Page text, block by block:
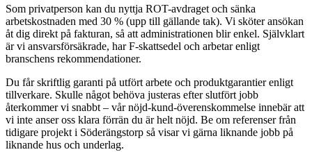
Som privatperson kan du nyttja ROT-avdraget och sänka
arbetskostnaden med 30 % (upp till gällande tak). Vi sköter ansökan
åt dig direkt på fakturan, så att administrationen blir enkel. Självklart
är vi ansvarsförsäkrade, har F-skattsedel och arbetar enligt
branschens rekommendationer.
Du får skriftlig garanti på utfört arbete och produktgarantier enligt
tillverkare. Skulle något behöva justeras efter slutfört jobb
återkommer vi snabbt – vår nöjd-kund-överenskommelse innebär att
vi inte anser oss klara förrän du är helt nöjd. Be om referenser från
tidigare projekt i Söderängstorp så visar vi gärna liknande jobb på
liknande hus och underlag.